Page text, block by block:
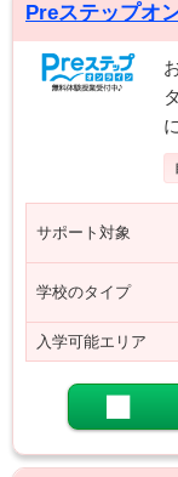
Preステップオ
サポート対象
学校のタイプ
入学可能エリア